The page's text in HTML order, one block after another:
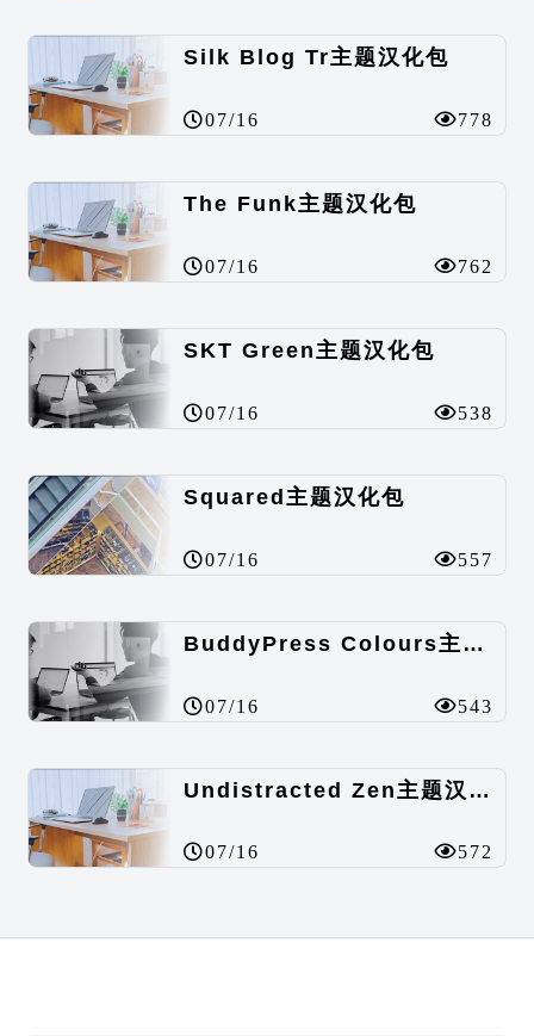
Silk Blog Tr主题汉化包
07/16 778
The Funk主题汉化包
07/16 762
SKT Green主题汉化包
07/16 538
Squared主题汉化包
07/16 557
BuddyPress Colours主题汉化包
07/16 543
Undistracted Zen主题汉化包
07/16 572